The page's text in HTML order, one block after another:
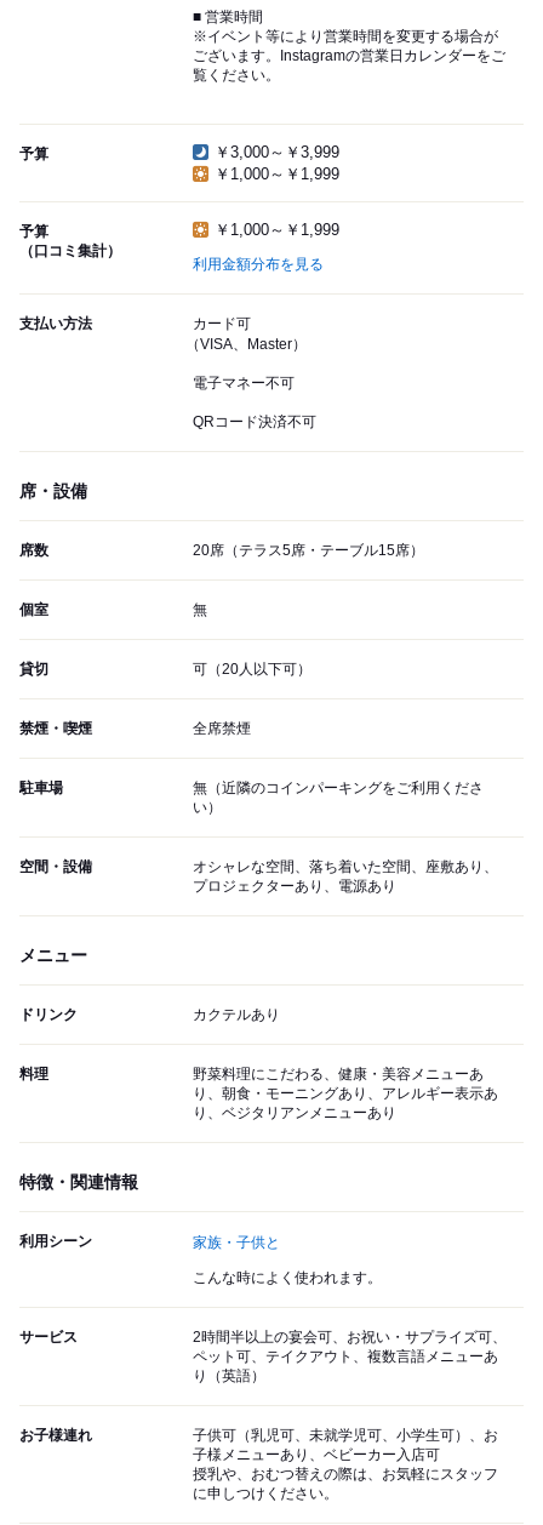
■ 営業時間
※イベント等により営業時間を変更する場合が
ございます。Instagramの営業日カレンダーをご
覧ください。
予算
￥3,000～￥3,999
￥1,000～￥1,999
予算
（口コミ集計）
￥1,000～￥1,999
利用金額分布を見る
支払い方法
カード可
（VISA、Master）
電子マネー不可
QRコード決済不可
席・設備
席数 20席（テラス5席・テーブル15席）
個室 無
貸切 可（20人以下可）
禁煙・喫煙 全席禁煙
駐車場
無（近隣のコインパーキングをご利用くださ
い）
空間・設備
オシャレな空間、落ち着いた空間、座敷あり、
プロジェクターあり、電源あり
メニュー
ドリンク カクテルあり
料理
野菜料理にこだわる、健康・美容メニューあ
り、朝食・モーニングあり、アレルギー表示あ
り、ベジタリアンメニューあり
特徴・関連情報
利用シーン 家族・子供と
こんな時によく使われます。
サービス
2時間半以上の宴会可、お祝い・サプライズ可、
ペット可、テイクアウト、複数言語メニューあ
り（英語）
お子様連れ
子供可（乳児可、未就学児可、小学生可）、お
子様メニューあり、ベビーカー入店可
授乳や、おむつ替えの際は、お気軽にスタッフ
に申しつけください。